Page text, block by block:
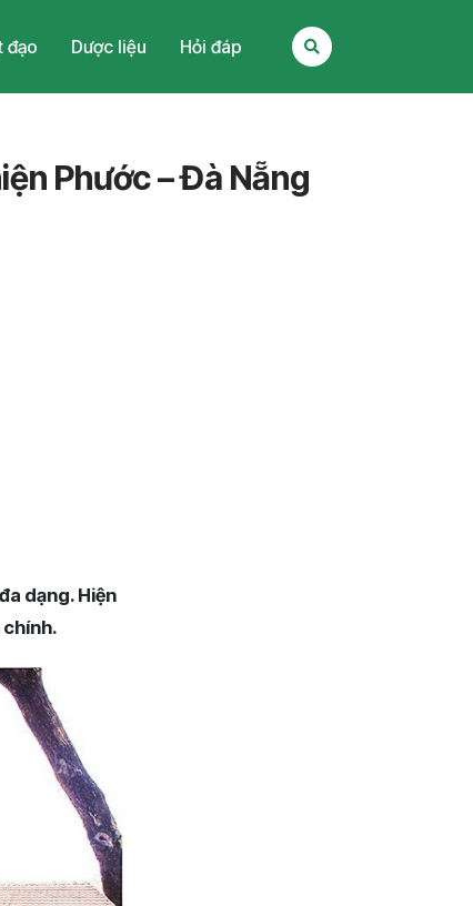
đạo Dược liệu Hỏi đáp
Phước – Đà Nẵng
dạng. Hiện
chính.